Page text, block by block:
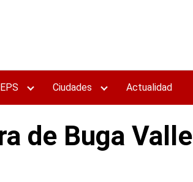
EPS Ciudades Actualidad
de Buga Valle